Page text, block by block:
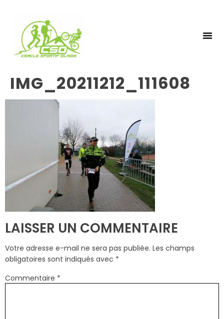
IMG_20211212_111608
LAISSER UN COMMENTAIRE
Votre adresse e-mail ne sera pas publiée. Les champs
obligatoires sont indiqués avec *
Commentaire *